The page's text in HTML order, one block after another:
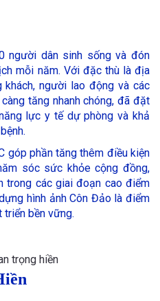
người dân sinh sống và đón
mỗi năm. Với đặc thù là địa
người lao động và các
tăng nhanh chóng, đã đặt
lực y tế dự phòng và khả
góp phần tăng thêm điều kiện
sóc sức khỏe cộng đồng,
trong các giai đoạn cao điểm
hình ảnh Côn Đảo là điểm
triển bền vững.